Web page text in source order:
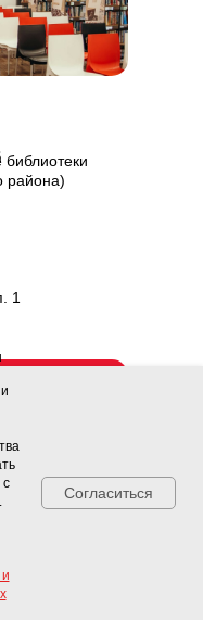
района)
1
с
Согласиться